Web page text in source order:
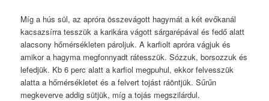
Míg a hús sül, az apróra összevágott hagymát a két evőkanál
kacsazsírra tesszük a karikára vágott sárgarépával és fedő alatt
alacsony hőmérsékleten pároljuk. A karfiolt apróra vágjuk és
amikor a hagyma megfonnyadt rátesszük. Sózzuk, borsozzuk és
lefedjük. Kb 6 perc alatt a karfiol megpuhul, ekkor felvesszük
alatta a hőmérsékletet és a felvert tojást ráöntjük. Sűrűn
megkeverve addig sütjük, míg a tojás megszilárdul.